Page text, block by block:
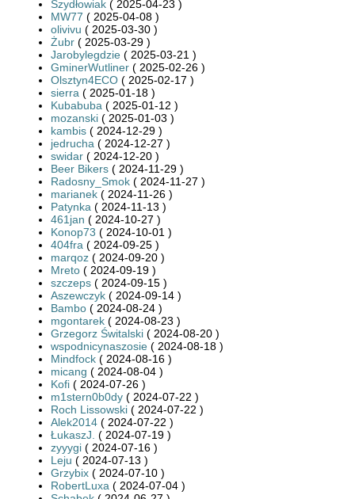
Szydłowiak ( 2025-04-23 )
MW77 ( 2025-04-08 )
olivivu ( 2025-03-30 )
Żubr ( 2025-03-29 )
Jarobylegdzie ( 2025-03-21 )
GminerWutliner ( 2025-02-26 )
Olsztyn4ECO ( 2025-02-17 )
sierra ( 2025-01-18 )
Kubabuba ( 2025-01-12 )
mozanski ( 2025-01-03 )
kambis ( 2024-12-29 )
jedrucha ( 2024-12-27 )
swidar ( 2024-12-20 )
Beer Bikers ( 2024-11-29 )
Radosny_Smok ( 2024-11-27 )
marianek ( 2024-11-26 )
Patynka ( 2024-11-13 )
461jan ( 2024-10-27 )
Konop73 ( 2024-10-01 )
404fra ( 2024-09-25 )
marqoz ( 2024-09-20 )
Mreto ( 2024-09-19 )
szczeps ( 2024-09-15 )
Aszewczyk ( 2024-09-14 )
Bambo ( 2024-08-24 )
mgontarek ( 2024-08-23 )
Grzegorz Świtalski ( 2024-08-20 )
wspodnicynaszosie ( 2024-08-18 )
Mindfock ( 2024-08-16 )
micang ( 2024-08-04 )
Kofi ( 2024-07-26 )
m1stern0b0dy ( 2024-07-22 )
Roch Lissowski ( 2024-07-22 )
Alek2014 ( 2024-07-22 )
ŁukaszJ. ( 2024-07-19 )
zyyygi ( 2024-07-16 )
Leju ( 2024-07-13 )
Grzybix ( 2024-07-10 )
RobertLuxa ( 2024-07-04 )